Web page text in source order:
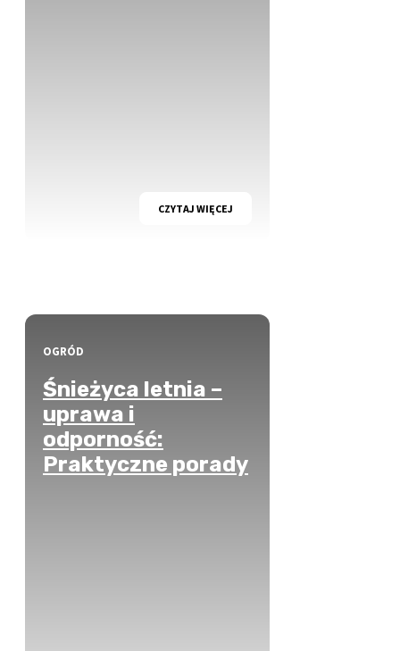
CZYTAJ WIĘCEJ
OGRÓD
Śnieżyca letnia –
uprawa i
odporność:
Praktyczne porady